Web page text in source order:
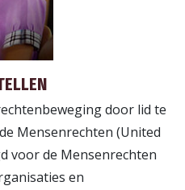
door lid te
Mensenrechten (United
voor de Mensenrechten
en